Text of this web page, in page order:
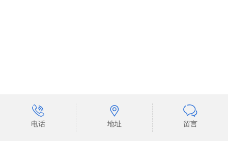
电话 地址 留言